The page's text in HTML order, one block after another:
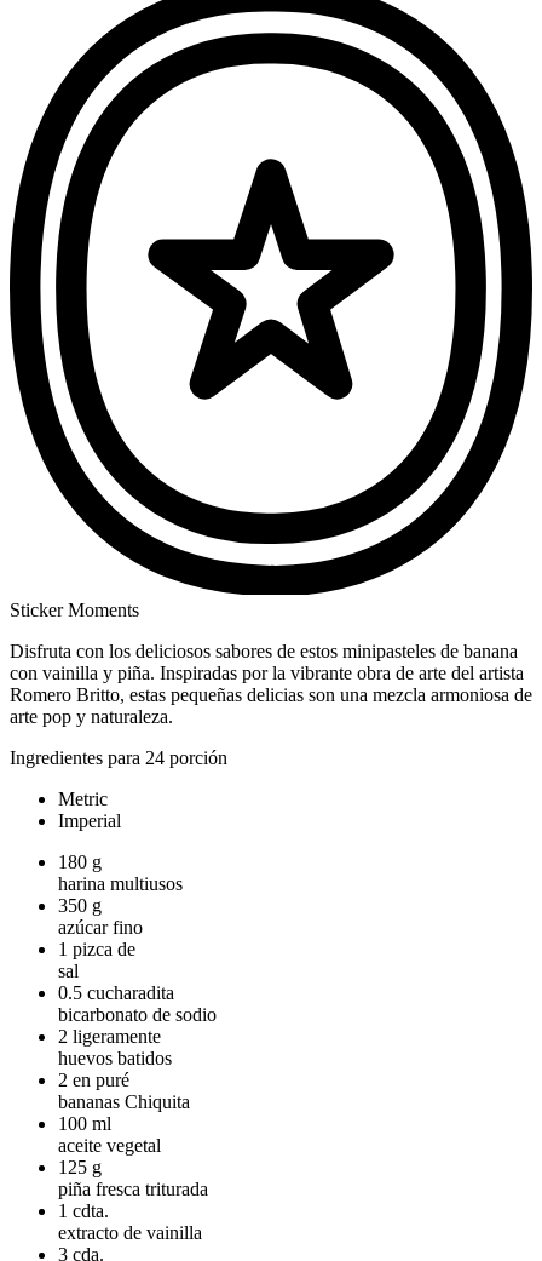
Sticker Moments
Disfruta con los deliciosos sabores de estos minipasteles de banana
con vainilla y piña. Inspiradas por la vibrante obra de arte del artista
Romero Britto, estas pequeñas delicias son una mezcla armoniosa de
arte pop y naturaleza.
Ingredientes para 24 porción
Metric
Imperial
180 g
harina multiusos
350 g
azúcar fino
1 pizca de
sal
0.5 cucharadita
bicarbonato de sodio
2 ligeramente
huevos batidos
2 en puré
bananas Chiquita
100 ml
aceite vegetal
125 g
piña fresca triturada
1 cdta.
extracto de vainilla
3 cda.